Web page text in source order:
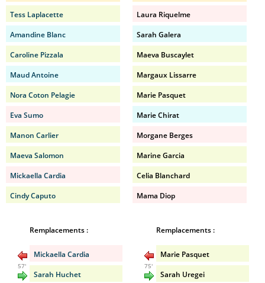
Tess Laplacette
Amandine Blanc
Caroline Pizzala
Maud Antoine
Nora Coton Pelagie
Eva Sumo
Manon Carlier
Maeva Salomon
Mickaella Cardia
Cindy Caputo
Laura Riquelme
Sarah Galera
Maeva Buscaylet
Margaux Lissarre
Marie Pasquet
Marie Chirat
Morgane Berges
Marine Garcia
Celia Blanchard
Mama Diop
Remplacements :
Mickaella Cardia
57'
Sarah Huchet
Remplacements :
Marie Pasquet
75'
Sarah Uregei